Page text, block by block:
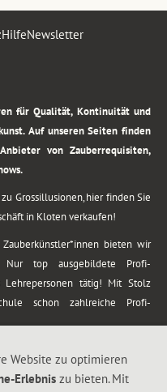
HilfeNewsletter
für Qualität, Kontinuität und
Auf unseren Seiten finden
von Zauberrequisiten,
Grossillusionen, hier finden Sie
in Kloten verkaufen!
bieten wir
Nur top ausgebildete Profi-
tätig! Mit Stolz
schon zahlreiche Profi-
Lassen Sie sich faszinieren von
mit sprachlichen Sequenzen,
Website zu optimieren
Erlebnis zu bieten. Mit